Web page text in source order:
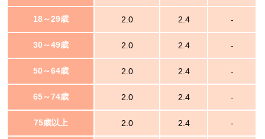
18～29歳 2.0 2.4 -
30～49歳 2.0 2.4 -
50～64歳 2.0 2.4 -
65～74歳 2.0 2.4 -
75歳以上 2.0 2.4 -